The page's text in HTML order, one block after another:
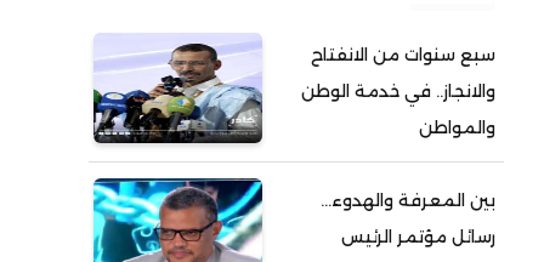
أحمد ولد داداه
أحمد ولد علال
أحمد ولد محمد ديدي
أحمد ولد يحيى
سبع سنوات من الانفتاح
والانجاز.. في خدمة الوطن
والمواطن
بين المعرفة والهدوء…
رسائل مؤتمر الرئيس